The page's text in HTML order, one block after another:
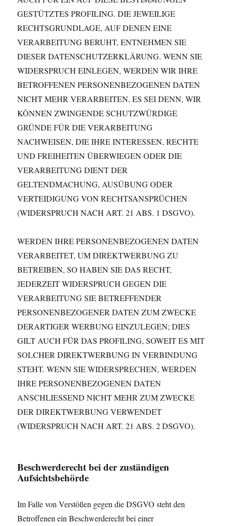
GESTÜTZTES PROFILING. DIE JEWEILIGE
RECHTSGRUNDLAGE, AUF DENEN EINE
VERARBEITUNG BERUHT, ENTNEHMEN SIE
DIESER DATENSCHUTZERKLÄRUNG. WENN SIE
WIDERSPRUCH EINLEGEN, WERDEN WIR IHRE
BETROFFENEN PERSONENBEZOGENEN DATEN
NICHT MEHR VERARBEITEN, ES SEI DENN, WIR
KÖNNEN ZWINGENDE SCHUTZWÜRDIGE
GRÜNDE FÜR DIE VERARBEITUNG
NACHWEISEN, DIE IHRE INTERESSEN, RECHTE
UND FREIHEITEN ÜBERWIEGEN ODER DIE
VERARBEITUNG DIENT DER
GELTENDMACHUNG, AUSÜBUNG ODER
VERTEIDIGUNG VON RECHTSANSPRÜCHEN
(WIDERSPRUCH NACH ART. 21 ABS. 1 DSGVO).
WERDEN IHRE PERSONENBEZOGENEN DATEN
VERARBEITET, UM DIREKTWERBUNG ZU
BETREIBEN, SO HABEN SIE DAS RECHT,
JEDERZEIT WIDERSPRUCH GEGEN DIE
VERARBEITUNG SIE BETREFFENDER
PERSONENBEZOGENER DATEN ZUM ZWECKE
DERARTIGER WERBUNG EINZULEGEN; DIES
GILT AUCH FÜR DAS PROFILING, SOWEIT ES MIT
SOLCHER DIREKTWERBUNG IN VERBINDUNG
STEHT. WENN SIE WIDERSPRECHEN, WERDEN
IHRE PERSONENBEZOGENEN DATEN
ANSCHLIESSEND NICHT MEHR ZUM ZWECKE
DER DIREKTWERBUNG VERWENDET
(WIDERSPRUCH NACH ART. 21 ABS. 2 DSGVO).
Beschwerde­recht bei der zuständigen
Aufsichts­behörde
Im Falle von Verstößen gegen die DSGVO steht den
Betroffenen ein Beschwerderecht bei einer